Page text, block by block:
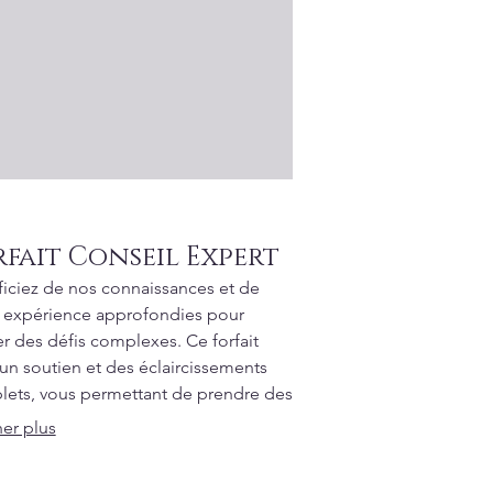
Conseil Expert
de nos connaissances et de
approfondies pour
des défis complexes. Ce forfait
soutien et des éclaircissements
vous permettant de prendre des
éclairées. Nous fournissons des
plus